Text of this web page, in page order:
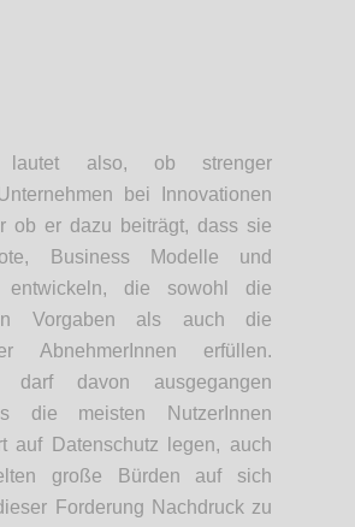
also, ob strenger
bei Innovationen
ob er dazu beiträgt, dass sie
Business Modelle und
entwickeln, die sowohl die
Vorgaben als auch die
AbnehmerInnen erfüllen.
darf davon ausgegangen
die meisten NutzerInnen
auf Datenschutz legen, auch
große Bürden auf sich
Forderung Nachdruck zu